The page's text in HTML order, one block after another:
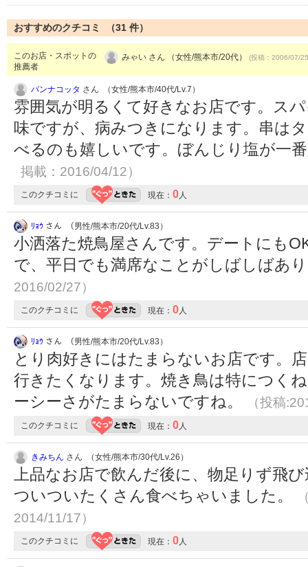
おすすめのクチコミ （31 件）
このお店・スポットの
推薦者
みゃい さん （女性/熊本市/20代） (投稿：2006/07/
パンナコッタ さん （女性/熊本市/40代/Lv.7）
雰囲気が明るくて好きなお店です。ス
味ですが、病みつきになります。串は
べるのも嬉しいです。ぼんじり塩が一
掲載：2016/04/12）
このクチコミに 現在： 0人
ﾘｮｳ さん （男性/熊本市/20代/Lv.83）
小洒落た焼鳥屋さんです。デートにも
で、平日でも満席なことがしばしばあ
2016/02/27）
このクチコミに 現在： 0人
ﾘｮｳ さん （男性/熊本市/20代/Lv.83）
とり肉好きにはたまらないお店です。
行きたくなります。焼き鳥は特につく
ーシーさがたまらないですね。
（投稿
このクチコミに 現在： 0人
きみちん さん （女性/熊本市/30代/Lv.26）
上品なお店で飲んだ後に、物足りず飛
ついついたくさん食べちゃいました。
2014/11/17）
このクチコミに 現在： 0人